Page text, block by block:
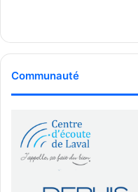
Communauté